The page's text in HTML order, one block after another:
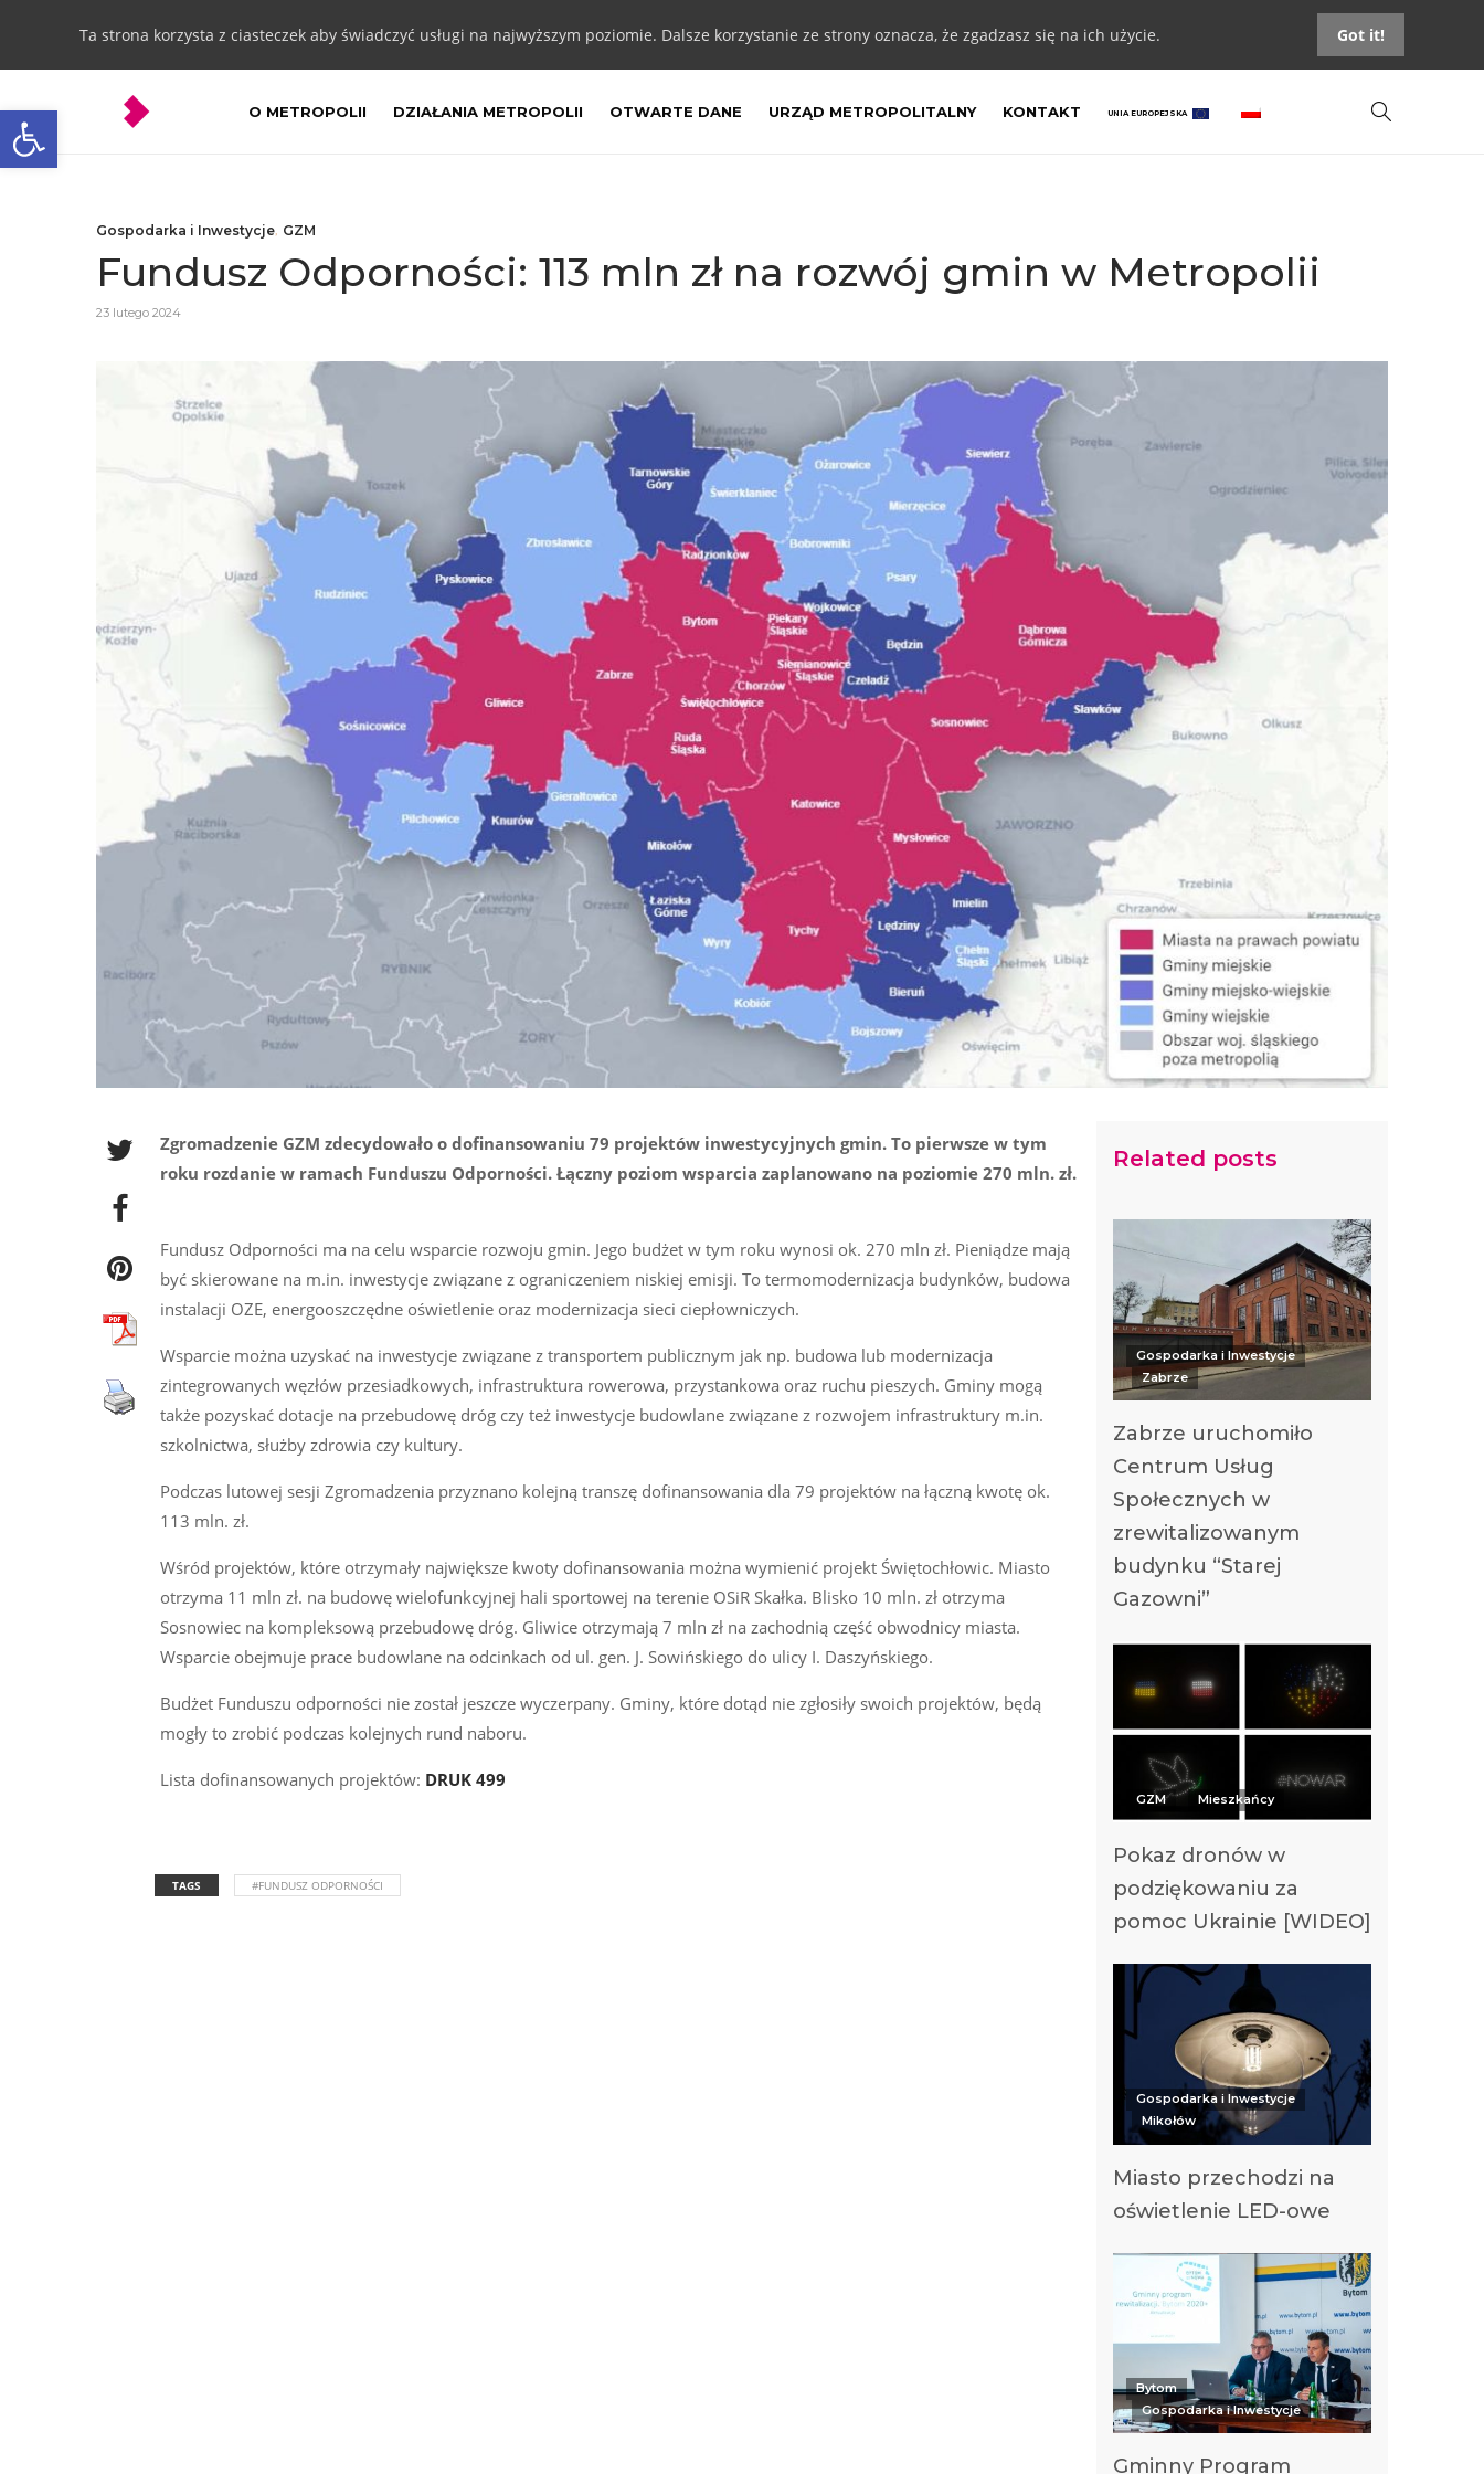
Otwórz pasek narzędzi
Ta strona korzysta z ciasteczek aby świadczyć usługi na najwyższym poziomie. Dalsze korzystanie ze strony oznacza, że zgadzasz się na ich użycie. Got it!
O METROPOLII DZIAŁANIA METROPOLII OTWARTE DANE URZĄD METROPOLITALNY KONTAKT UNIA EUROPEJSKA
Gospodarka i Inwestycje, GZM
Fundusz Odporności: 113 mln zł na rozwój gmin w Metropolii
23 lutego 2024
Zgromadzenie GZM zdecydowało o dofinansowaniu 79 projektów inwestycyjnych gmin. To pierwsze w tym
roku rozdanie w ramach Funduszu Odporności. Łączny poziom wsparcia zaplanowano na poziomie 270 mln. zł.
Fundusz Odporności ma na celu wsparcie rozwoju gmin. Jego budżet w tym roku wynosi ok. 270 mln zł. Pieniądze mają
być skierowane na m.in. inwestycje związane z ograniczeniem niskiej emisji. To termomodernizacja budynków, budowa
instalacji OZE, energooszczędne oświetlenie oraz modernizacja sieci ciepłowniczych.
Wsparcie można uzyskać na inwestycje związane z transportem publicznym jak np. budowa lub modernizacja
zintegrowanych węzłów przesiadkowych, infrastruktura rowerowa, przystankowa oraz ruchu pieszych. Gminy mogą
także pozyskać dotacje na przebudowę dróg czy też inwestycje budowlane związane z rozwojem infrastruktury m.in.
szkolnictwa, służby zdrowia czy kultury.
Podczas lutowej sesji Zgromadzenia przyznano kolejną transzę dofinansowania dla 79 projektów na łączną kwotę ok.
113 mln. zł.
Wśród projektów, które otrzymały największe kwoty dofinansowania można wymienić projekt Świętochłowic. Miasto
otrzyma 11 mln zł. na budowę wielofunkcyjnej hali sportowej na terenie OSiR Skałka. Blisko 10 mln. zł otrzyma
Sosnowiec na kompleksową przebudowę dróg. Gliwice otrzymają 7 mln zł na zachodnią część obwodnicy miasta.
Wsparcie obejmuje prace budowlane na odcinkach od ul. gen. J. Sowińskiego do ulicy I. Daszyńskiego.
Budżet Funduszu odporności nie został jeszcze wyczerpany. Gminy, które dotąd nie zgłosiły swoich projektów, będą
mogły to zrobić podczas kolejnych rund naboru.
Lista dofinansowanych projektów: DRUK 499
TAGS #FUNDUSZ ODPORNOŚCI
Related posts
Gospodarka i Inwestycje
Zabrze
Zabrze uruchomiło
Centrum Usług
Społecznych w
zrewitalizowanym
budynku “Starej
Gazowni”
GZM Mieszkańcy
Pokaz dronów w
podziękowaniu za
pomoc Ukrainie [WIDEO]
Gospodarka i Inwestycje
Mikołów
Miasto przechodzi na
oświetlenie LED-owe
Bytom
Gospodarka i Inwestycje
Gminny Program